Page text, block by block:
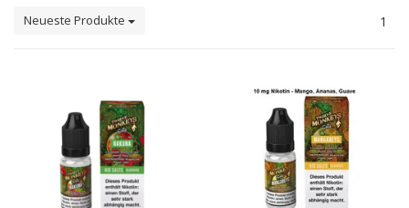
Neueste Produkte 1